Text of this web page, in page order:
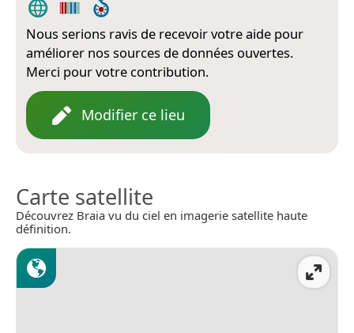
Nous serions ravis de recevoir votre aide pour
améliorer nos sources de données ouvertes.
Merci pour votre contribution.
Modifier ce lieu
Carte satellite
Découvrez Braia vu du ciel en imagerie satellite haute
définition.